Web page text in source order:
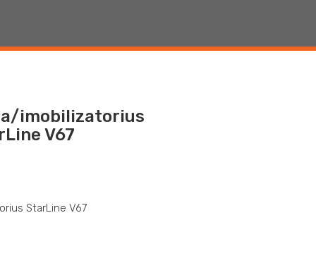
imobilizatorius
V67
StarLine V67